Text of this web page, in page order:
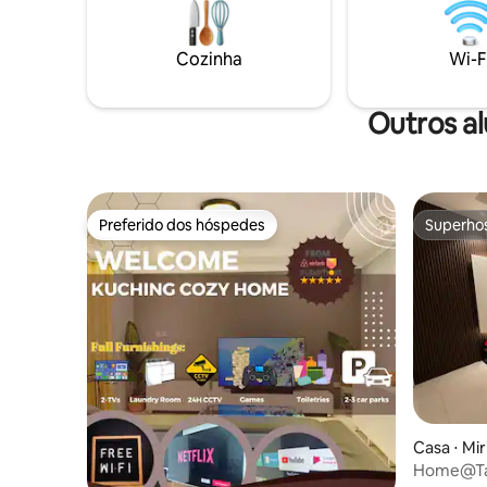
mesmo um conjunto de churrasco para
noites relaxantes. Este espaço
aconchegante e conveniente tem tudo o
confortável. Ideal para famílias e amigos
os
tropical
Para
Cozinha Wi-
Outros
Preferido dos hóspedes
Preferido dos hóspedes
Casa ⋅